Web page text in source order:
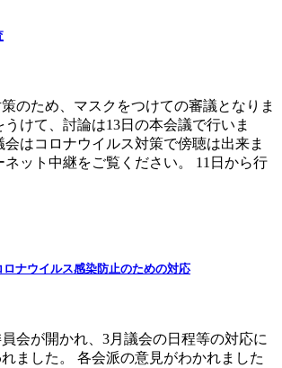
のため、マスクをつけての審議となりま
うけて、討論は13日の本会議で行いま
はコロナウイルス対策で傍聴は出来ま
ット中継をご覧ください。 11日から行
ナウイルス感染防止のための対応
会が開かれ、3月議会の日程等の対応に
ました。 各会派の意見がわかれました